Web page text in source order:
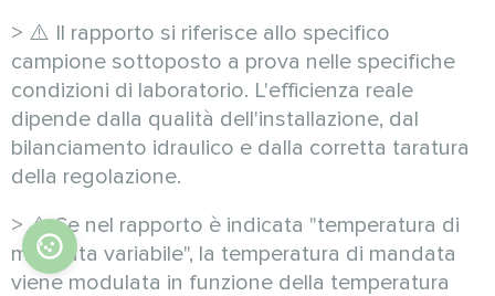
> ⚠️ Il rapporto si riferisce allo specifico
campione sottoposto a prova nelle specifiche
condizioni di laboratorio. L'efficienza reale
dipende dalla qualità dell'installazione, dal
bilanciamento idraulico e dalla corretta taratura
della regolazione.
> ⚠️ Se nel rapporto è indicata "temperatura di
mandata variabile", la temperatura di mandata
viene modulata in funzione della temperatura